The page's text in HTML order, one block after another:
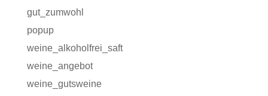
gut_zumwohl
popup
weine_alkoholfrei_saft
weine_angebot
weine_gutsweine